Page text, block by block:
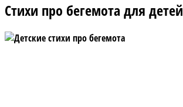
Стихи про бегемота для детей